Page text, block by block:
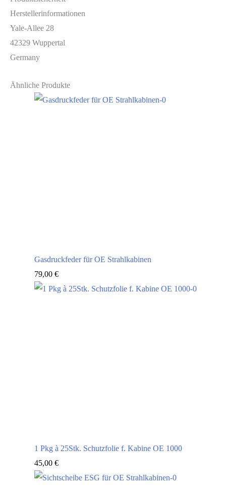
Herstellerinformationen
Yale-Allee 28
42329 Wuppertal
Germany
Ähnliche Produkte
Gasdruckfeder für OE Strahlkabinen
79,00 €
1 Pkg à 25Stk. Schutzfolie f. Kabine OE 1000
45,00 €